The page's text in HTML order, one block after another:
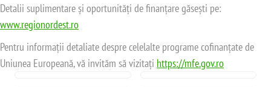
Detalii suplimentare și oportunități de finanțare găsești pe:
www.regionordest.ro
Pentru informații detaliate despre celelalte programe cofinanțate de
Uniunea Europeană, vă invităm să vizitați https://mfe.gov.ro